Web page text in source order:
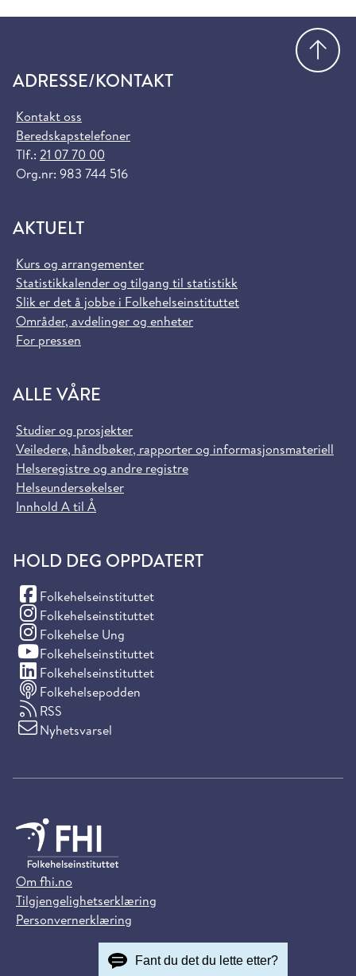
ADRESSE/KONTAKT
Kontakt oss
Beredskapstelefoner
Tlf.: 21 07 70 00
Org.nr: 983 744 516
AKTUELT
Kurs og arrangementer
Statistikkalender og tilgang til statistikk
Slik er det å jobbe i Folkehelseinstituttet
Områder, avdelinger og enheter
For pressen
ALLE VÅRE
Studier og prosjekter
Veiledere, håndbøker, rapporter og informasjonsmateriell
Helseregistre og andre registre
Helseundersøkelser
Innhold A til Å
HOLD DEG OPPDATERT
Folkehelseinstituttet
(Facebook)
Folkehelseinstituttet
(Instagram)
Folkehelse Ung
(Instagram)
Folkehelseinstituttet
(YouTube)
Folkehelseinstituttet
(LinkedIn)
Folkehelsepodden
RSS
Nyhetsvarsel
Om fhi.no
Tilgjengelighetserklæring
Personvernerklæring
Fant du det du lette etter?